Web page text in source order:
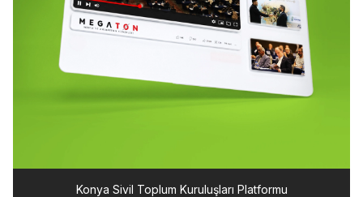
Konya Sivil Toplum Kuruluşları Platformu